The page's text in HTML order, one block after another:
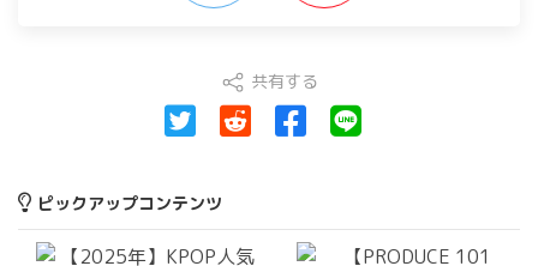
共有する
ピックアップコンテンツ